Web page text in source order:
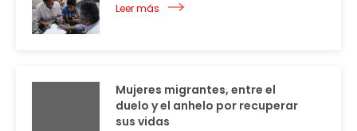
Leer más
Mujeres migrantes, entre el
duelo y el anhelo por recuperar
sus vidas